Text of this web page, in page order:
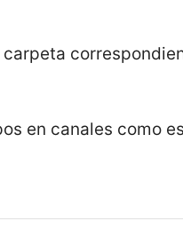
en canales como